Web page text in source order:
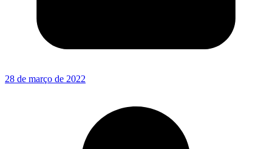
28 de março de 2022